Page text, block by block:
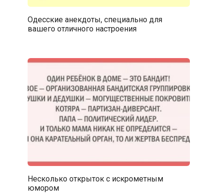
Одесские анекдоты, специально для
вашего отличного настроения
Несколько открыток с искрометным
юмором